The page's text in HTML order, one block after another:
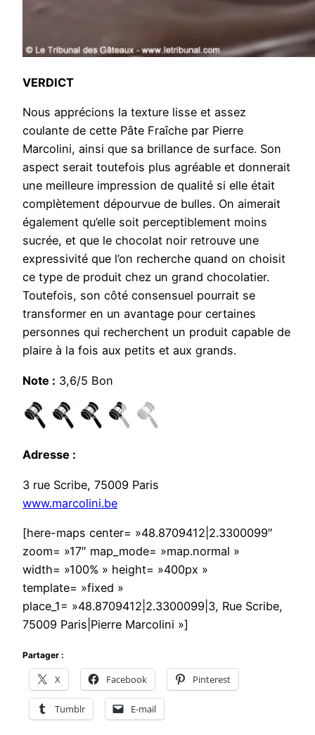
VERDICT
Nous apprécions la texture lisse et assez
coulante de cette Pâte Fraîche par Pierre
Marcolini, ainsi que sa brillance de surface. Son
aspect serait toutefois plus agréable et donnerait
une meilleure impression de qualité si elle était
complètement dépourvue de bulles. On aimerait
également qu’elle soit perceptiblement moins
sucrée, et que le chocolat noir retrouve une
expressivité que l’on recherche quand on choisit
ce type de produit chez un grand chocolatier.
Toutefois, son côté consensuel pourrait se
transformer en un avantage pour certaines
personnes qui recherchent un produit capable de
plaire à la fois aux petits et aux grands.
Note : 3,6/5 Bon
Adresse :
3 rue Scribe, 75009 Paris
www.marcolini.be
[here-maps center= »48.8709412|2.3300099″
zoom= »17″ map_mode= »map.normal »
width= »100% » height= »400px »
template= »fixed »
place_1= »48.8709412|2.3300099|3, Rue Scribe,
75009 Paris|Pierre Marcolini »]
Partager :
X Facebook Pinterest
Tumblr E-mail